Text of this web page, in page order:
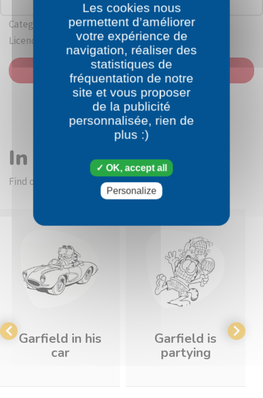
Category: Garfield
Licence: Jim Davis / Dargaud
PRINT
In the same category
Find other coloring pictures in the Garfield category
Garfield in his
car
Garfield is
partying
Les cookies nous
permettent d’améliorer
votre expérience de
navigation, réaliser des
statistiques de
fréquentation de notre
site et vous proposer
de la publicité
personnalisée, rien de
plus :)
OK, accept all
Personalize